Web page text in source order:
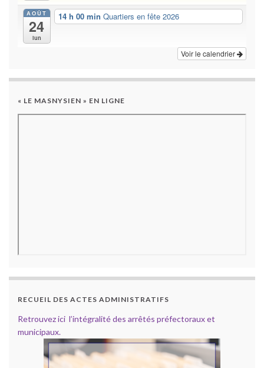
AOÛT
24
lun
14 h 00 min Quartiers en fête 2026
Voir le calendrier
« LE MASNYSIEN » EN LIGNE
RECUEIL DES ACTES ADMINISTRATIFS
Retrouvez ici l’intégralité des arrêtés préfectoraux et
municipaux.